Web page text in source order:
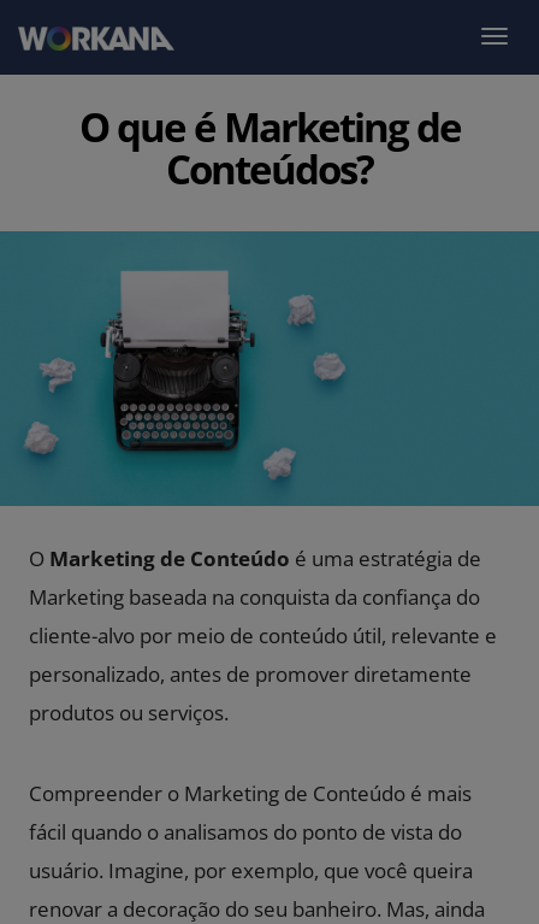
O que é Marketing de
Conteúdos?
O Marketing de Conteúdo é uma estratégia de
Marketing baseada na conquista da confiança do
cliente-alvo por meio de conteúdo útil, relevante e
personalizado, antes de promover diretamente
produtos ou serviços.
Compreender o Marketing de Conteúdo é mais
fácil quando o analisamos do ponto de vista do
usuário. Imagine, por exemplo, que você queira
renovar a decoração do seu banheiro. Mas, ainda